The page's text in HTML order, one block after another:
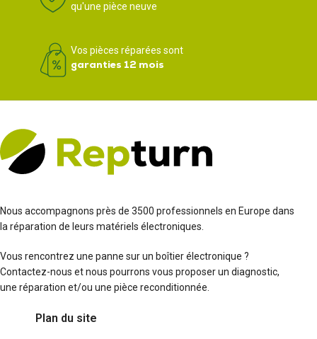
qu'une pièce neuve
Vos pièces réparées sont
garanties 12 mois
Nous accompagnons près de 3500 professionnels en Europe dans
la réparation de leurs matériels électroniques.
Vous rencontrez une panne sur un boîtier électronique ?
Contactez-nous et nous pourrons vous proposer un diagnostic,
une réparation et/ou une pièce reconditionnée.
Plan du site